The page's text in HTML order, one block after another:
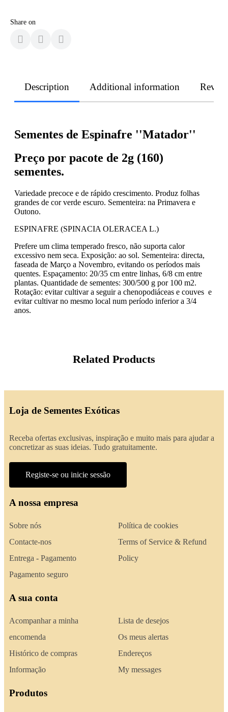
Share on
Description Additional information
Sementes de Espinafre ''Matador''
Preço por pacote de 2g (160)
sementes.
Variedade precoce e de rápido crescimento. Produz folhas
grandes de cor verde escuro. Sementeira: na Primavera e
Outono.
ESPINAFRE (SPINACIA OLERACEA L.)
Prefere um clima temperado fresco, não suporta calor
excessivo nem seca. Exposição: ao sol. Sementeira: directa,
faseada de Março a Novembro, evitando os períodos mais
quentes. Espaçamento: 20/35 cm entre linhas, 6/8 cm entre
plantas. Quantidade de sementes: 300/500 g por 100 m2.
Rotação: evitar cultivar a seguir a chenopodiáceas e couves e
evitar cultivar no mesmo local num período inferior a 3/4
anos.
Related Products
Loja de Sementes Exóticas
Receba ofertas exclusivas, inspiração e muito mais para ajudar a
concretizar as suas ideias. Tudo gratuitamente.
Registe-se ou inicie sessão
A nossa empresa
Sobre nós
Contacte-nos
Entrega - Pagamento
Pagamento seguro
Política de cookies
Terms of Service & Refund
Policy
A sua conta
Acompanhar a minha
encomenda
Histórico de compras
Informação
Lista de desejos
Os meus alertas
Endereços
My messages
Produtos